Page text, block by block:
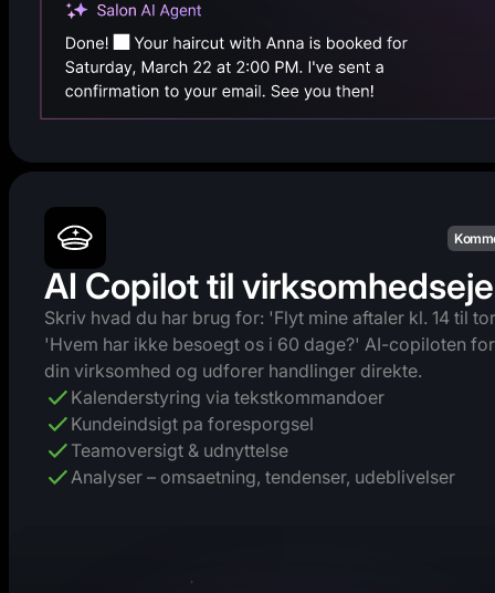
AI Copilot til
Skriv hvad du har brug for: 'Flyt mine aftaler kl. 14 til
'Hvem har ikke besoegt os i 60 dage?' AI-copiloten
din virksomhed og udforer handlinger direkte.
Kalenderstyring via tekstkommandoer
Kundeindsigt pa foresporgsel
Teamoversigt & udnyttelse
Analyser – omsaetning, tendenser, udeblivelser